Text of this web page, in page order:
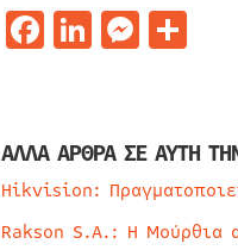
Facebook
LinkedIn
ΑΛΛΑ ΑΡΘΡΑ ΣΕ ΑΥΤΗ
Hikvision:
Rakson S.A.: Η Μούρθια